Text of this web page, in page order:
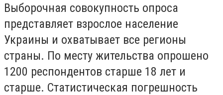
Выборочная совокупность опроса
представляет взрослое население
Украины и охватывает все регионы
страны. По месту жительства опрошено
1200 респондентов старше 18 лет и
старше. Статистическая погрешность